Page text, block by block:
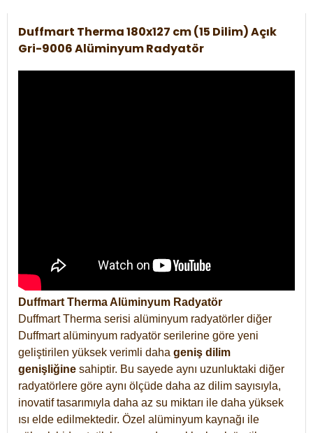
Duffmart Therma 180x127 cm (15 Dilim) Açık
Gri-9006 Alüminyum Radyatör
Duffmart Therma Alüminyum Radyatör
Duffmart Therma serisi alüminyum radyatörler diğer
Duffmart alüminyum radyatör serilerine göre yeni
geliştirilen yüksek verimli daha geniş dilim
genişliğine sahiptir. Bu sayede aynı uzunluktaki diğer
radyatörlere göre aynı ölçüde daha az dilim sayısıyla,
inovatif tasarımıyla daha az su miktarı ile daha yüksek
ısı elde edilmektedir. Özel alüminyum kaynağı ile